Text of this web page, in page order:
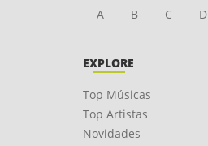
A B C D
EXPLORE
Top Músicas
Top Artistas
Novidades